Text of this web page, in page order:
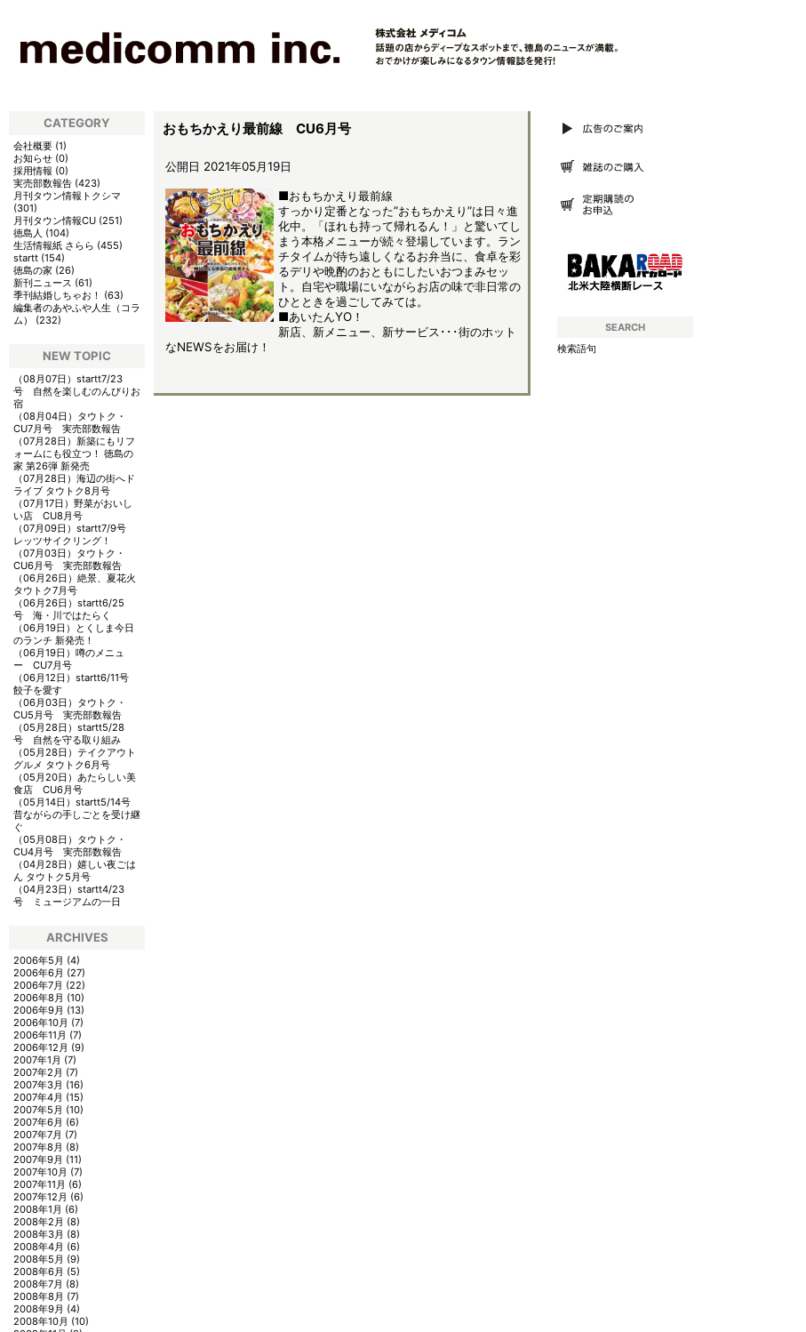
おもちかえり最前線 CU6月号
公開日 2021年05月19日
■おもちかえり最前線
すっかり定番となった”おもちかえり”は日々進
化中。「ほれも持って帰れるん！」と驚いてし
まう本格メニューが続々登場しています。ラン
チタイムが待ち遠しくなるお弁当に、食卓を彩
るデリや晩酌のおともにしたいおつまみセッ
ト。自宅や職場にいながらお店の味で非日常の
ひとときを過ごしてみては。
■あいたんYO！
新店、新メニュー、新サービス･･･街のホット
なNEWSをお届け！
CATEGORY
会社概要 (1)
お知らせ (0)
採用情報 (0)
実売部数報告 (423)
月刊タウン情報トクシマ
(301)
月刊タウン情報CU (251)
徳島人 (104)
生活情報紙 さらら (455)
startt (154)
徳島の家 (26)
新刊ニュース (61)
季刊結婚しちゃお！
(63)
編集者のあやふや人生（コラ
ム）
(232)
NEW TOPIC
（08月07日） startt7/23
号 自然を楽しむのんびりお
宿
（08月04日） タウトク・
CU7月号 実売部数報告
（07月28日） 新築にもリフ
ォームにも役立つ！ 徳島の
家 第26弾 新発売
（07月28日） 海辺の街へド
ライブ タウトク8月号
（07月17日） 野菜がおいし
い店 CU8月号
（07月09日） startt7/9号
レッツサイクリング！
（07月03日） タウトク・
CU6月号 実売部数報告
（06月26日） 絶景、夏花火
タウトク7月号
（06月26日） startt6/25
号 海・川ではたらく
（06月19日）
とくしま今日
のランチ 新発売！
（06月19日） 噂のメニュ
ー CU7月号
（06月12日） startt6/11号
餃子を愛す
（06月03日） タウトク・
CU5月号 実売部数報告
（05月28日） startt5/28
号 自然を守る取り組み
（05月28日） テイクアウト
グルメ タウトク6月号
（05月20日） あたらしい美
食店 CU6月号
（05月14日） startt5/14号
昔ながらの手しごとを受け継
ぐ
（05月08日） タウトク・
CU4月号 実売部数報告
（04月28日） 嬉しい夜ごは
ん タウトク5月号
（04月23日） startt4/23
号 ミュージアムの一日
ARCHIVES
2006年5月 (4)
2006年6月 (27)
2006年7月 (22)
2006年8月 (10)
2006年9月 (13)
2006年10月 (7)
2006年11月 (7)
2006年12月 (9)
2007年1月 (7)
2007年2月 (7)
2007年3月 (16)
2007年4月 (15)
2007年5月 (10)
2007年6月 (6)
2007年7月 (7)
2007年8月 (8)
2007年9月 (11)
2007年10月 (7)
2007年11月 (6)
2007年12月 (6)
2008年1月 (6)
2008年2月 (8)
2008年3月 (8)
2008年4月 (6)
2008年5月 (9)
2008年6月 (5)
2008年7月 (8)
2008年8月 (7)
2008年9月 (4)
2008年10月 (10)
SEARCH
検索語句